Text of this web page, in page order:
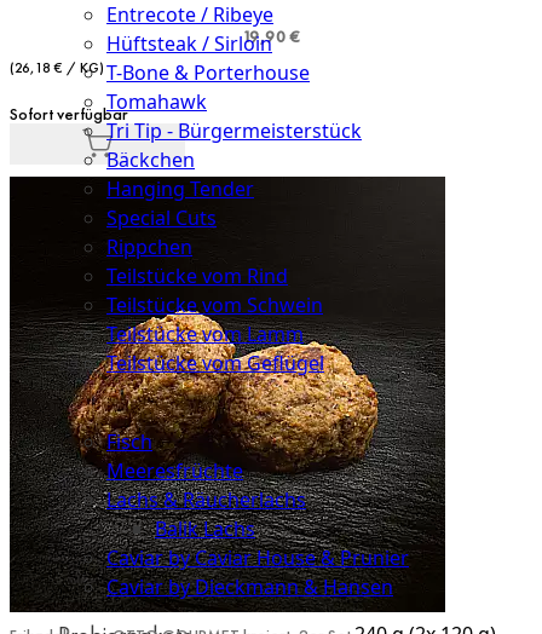
Entrecote / Ribeye
Hüftsteak / Sirloin
T-Bone & Porterhouse
Tomahawk
Tri Tip - Bürgermeisterstück
Bäckchen
Hanging Tender
Special Cuts
Rippchen
Teilstücke vom Rind
Teilstücke vom Schwein
Teilstücke vom Lamm
Teilstücke vom Geflügel
Seafood
Fisch
Meeresfrüchte
Lachs & Räucherlachs
Balik Lachs
Caviar by Caviar House & Prunier
Caviar by Dieckmann & Hansen
19,90 €
(26,18 € / KG)
Sofort verfügbar